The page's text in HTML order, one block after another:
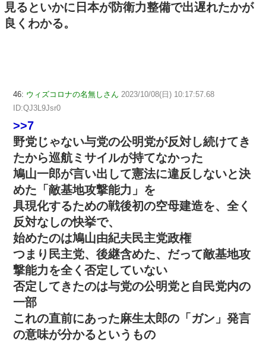
見るといかに日本が防衛力整備で出遅れたかが
良くわかる。
46: ウィズコロナの名無しさん 2023/10/08(日) 10:17:57.68
ID:QJ3L9Jsr0
>>7
野党じゃない与党の公明党が反対し続けてき
たから巡航ミサイルが持てなかった
鳩山一郎が言い出して憲法に違反しないと決
めた「敵基地攻撃能力」を
具現化するための戦後初の空母建造を、全く
反対なしの快挙で、
始めたのは鳩山由紀夫民主党政権
つまり民主党、後継含めた、だって敵基地攻
撃能力を全く否定していない
否定してきたのは与党の公明党と自民党内の
一部
これの直前にあった麻生太郎の「ガン」発言
の意味が分かるというもの